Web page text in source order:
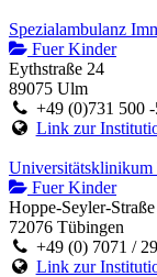
Spezialambulanz
Fuer Kinder
Eythstraße 24
89075 Ulm
+49 (0)731 500
Link zur
Universitätsklinikum
Fuer Kinder
Hoppe-Seyler-Straße
72076 Tübingen
+49 (0) 7071 /
Link zur